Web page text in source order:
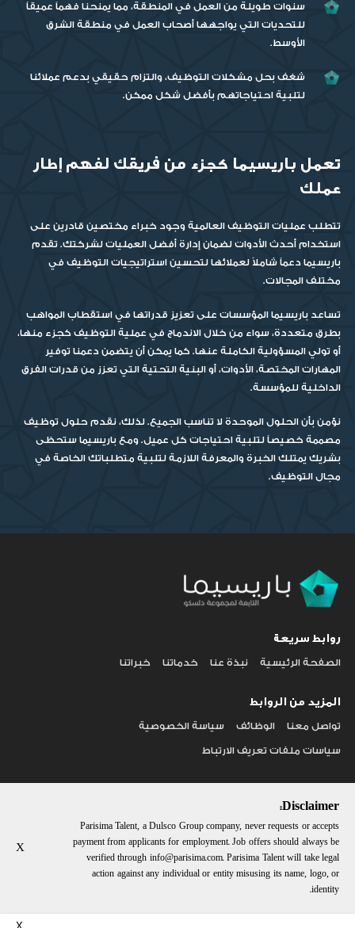
سنوات طويلة من العمل في المنطقة، مما يمنحنا فهماً عميقاً
للتحديات التي يواجهها أصحاب العمل في منطقة الشرق
الأوسط.
شغف بحل مشكلات التوظيف، والتزام حقيقي بدعم عملائنا
لتلبية احتياجاتهم بأفضل شكل ممكن.
تعمل باريسيما كجزء من فريقك لفهم إطار
عملك
تتطلب عمليات التوظيف العالمية وجود خبراء مختصين قادرين على
استخدام أحدث الأدوات لضمان إدارة أفضل العمليات لشركتك. تقدم
باريسيما دعماً شاملاً لعملائها لتحسين استراتيجيات التوظيف في
مختلف المجالات.
تساعد باريسيما المؤسسات على تعزيز قدراتها في استقطاب المواهب
بطرق متعددة، سواء من خلال الاندماج في عملية التوظيف كجزء منها،
أو تولي المسؤولية الكاملة عنها. كما يمكن أن يتضمن دعمنا توفير
المهارات المختصة، الأدوات، أو البنية التحتية التي تعزز من قدرات الفرق
الداخلية للمؤسسة.
نؤمن بأن الحلول الموحدة لا تناسب الجميع. لذلك، نقدم حلول توظيف
مصممة خصيصاً لتلبية احتياجات كل عميل. ومع باريسيما ستحظى
بشريك يمتلك الخبرة والمعرفة اللازمة لتلبية متطلباتك الخاصة في
مجال التوظيف.
روابط سريعة
الصفحة الرئيسية نبذة عنا خدماتنا خبراتنا
المزيد من الروابط
تواصل معنا الوظائف سياسة الخصوصية
سياسات ملفات تعريف الارتباط
Email:
info@parisima.com
+971 (0)4 349 1954
ابق على تواصل معنا
Disclaimer:
Parisima Talent, a Dulsco Group company, never requests or accepts
payment from applicants for employment. Job offers should always be
verified through info@parisima.com. Parisima Talent will take legal
action against any individual or entity misusing its name, logo, or
identity.
X
X